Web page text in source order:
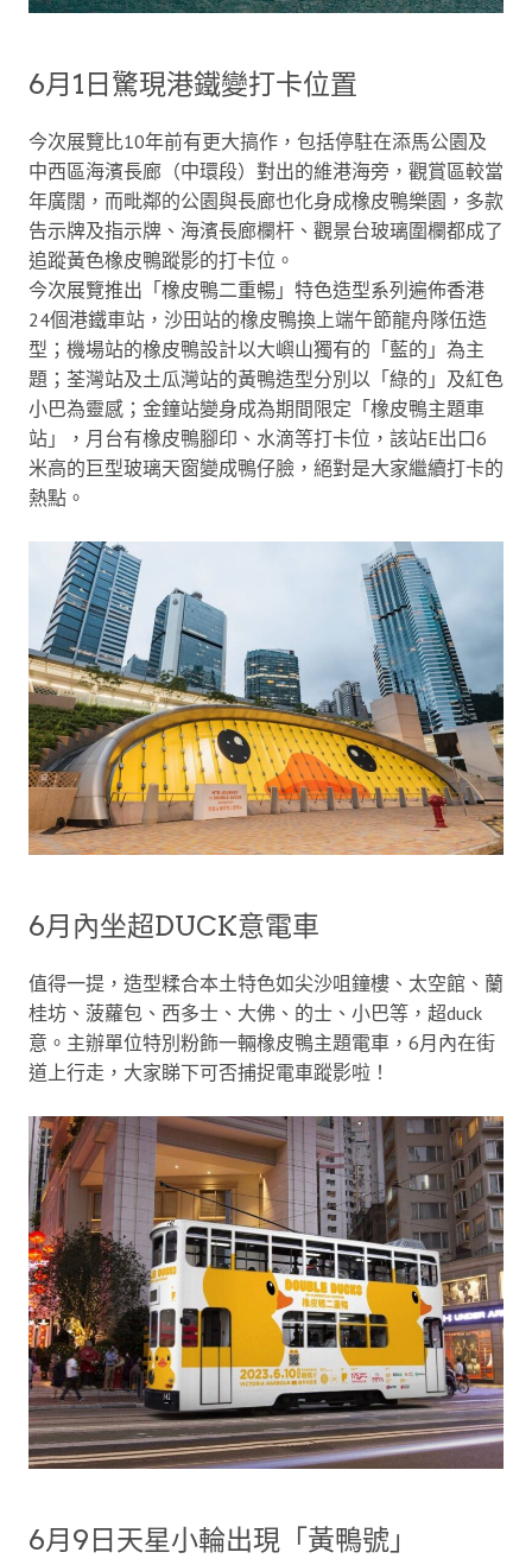
6月1日驚現港鐵變打卡位置
今次展覽比10年前有更大搞作，包括停駐在添馬公園及
中西區海濱長廊（中環段）對出的維港海旁，觀賞區較當
年廣闊，而毗鄰的公園與長廊也化身成橡皮鴨樂園，多款
告示牌及指示牌、海濱長廊欄杆、觀景台玻璃圍欄都成了
追蹤黃色橡皮鴨蹤影的打卡位。
今次展覽推出「橡皮鴨二重暢」特色造型系列遍佈香港
24個港鐵車站，沙田站的橡皮鴨換上端午節龍舟隊伍造
型；機場站的橡皮鴨設計以大嶼山獨有的「藍的」為主
題；荃灣站及土瓜灣站的黃鴨造型分別以「綠的」及紅色
小巴為靈感；金鐘站變身成為期間限定「橡皮鴨主題車
站」，月台有橡皮鴨腳印、水滴等打卡位，該站E出口6
米高的巨型玻璃天窗變成鴨仔臉，絕對是大家繼續打卡的
熱點。
6月內坐超DUCK意電車
值得一提，造型糅合本土特色如尖沙咀鐘樓、太空館、蘭
桂坊、菠蘿包、西多士、大佛、的士、小巴等，超duck
意。主辦單位特別粉飾一輛橡皮鴨主題電車，6月內在街
道上行走，大家睇下可否捕捉電車蹤影啦！
6月9日天星小輪出現「黃鴨號」